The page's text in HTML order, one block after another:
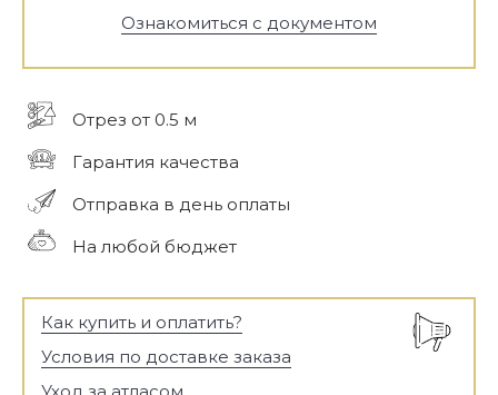
Ознакомиться с документом
Отрез от 0.5 м
Гарантия качества
Отправка в день оплаты
На любой бюджет
Как купить и оплатить?
Условия по доставке заказа